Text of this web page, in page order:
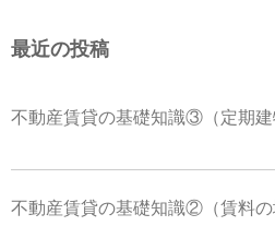
最近の投稿
不動産賃貸の基礎知識③（定期建
不動産賃貸の基礎知識②（賃料の